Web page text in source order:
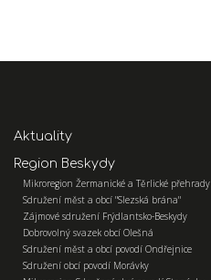
Aktuality
Region Beskydy
Mikroregion Žermanické a Těrlické přehrady
Sdružení měst a obcí "Slezská brána"
Zájmové sdružení Frýdlantsko-Beskydy
Dobrovolný svazek obcí Olešná
Sdružení měst a obcí povodí Ondřejnice
Sdružení obcí povodí Morávky